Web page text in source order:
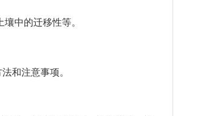
中的迁移性等。
和注意事项。